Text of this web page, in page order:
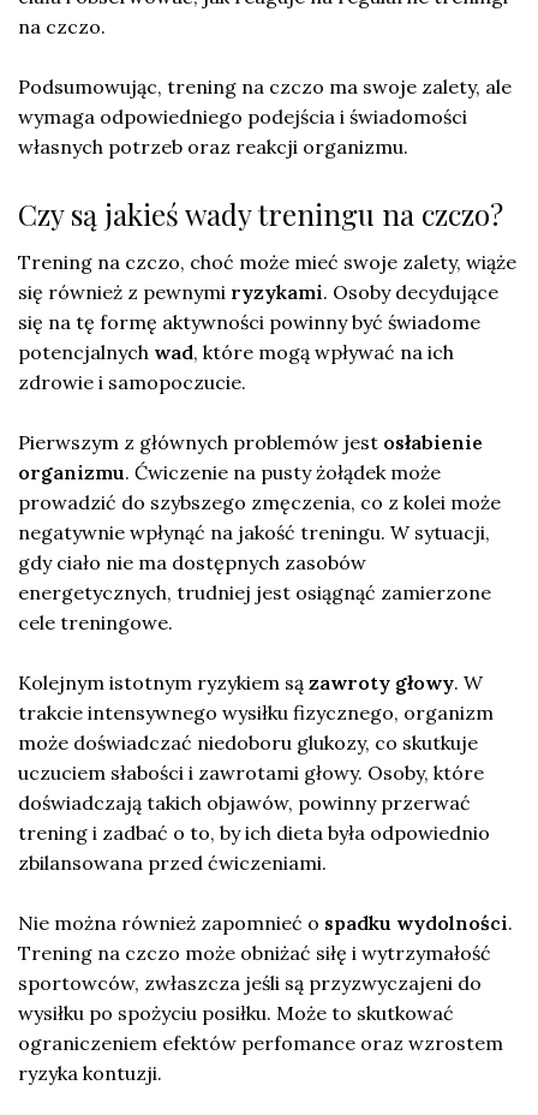
na czczo.
Podsumowując, trening na czczo ma swoje zalety, ale
wymaga odpowiedniego podejścia i świadomości
własnych potrzeb oraz reakcji organizmu.
Czy są jakieś wady treningu na czczo?
Trening na czczo, choć może mieć swoje zalety, wiąże
się również z pewnymi ryzykami. Osoby decydujące
się na tę formę aktywności powinny być świadome
potencjalnych wad, które mogą wpływać na ich
zdrowie i samopoczucie.
Pierwszym z głównych problemów jest osłabienie
organizmu. Ćwiczenie na pusty żołądek może
prowadzić do szybszego zmęczenia, co z kolei może
negatywnie wpłynąć na jakość treningu. W sytuacji,
gdy ciało nie ma dostępnych zasobów
energetycznych, trudniej jest osiągnąć zamierzone
cele treningowe.
Kolejnym istotnym ryzykiem są zawroty głowy. W
trakcie intensywnego wysiłku fizycznego, organizm
może doświadczać niedoboru glukozy, co skutkuje
uczuciem słabości i zawrotami głowy. Osoby, które
doświadczają takich objawów, powinny przerwać
trening i zadbać o to, by ich dieta była odpowiednio
zbilansowana przed ćwiczeniami.
Nie można również zapomnieć o spadku wydolności.
Trening na czczo może obniżać siłę i wytrzymałość
sportowców, zwłaszcza jeśli są przyzwyczajeni do
wysiłku po spożyciu posiłku. Może to skutkować
ograniczeniem efektów perfomance oraz wzrostem
ryzyka kontuzji.